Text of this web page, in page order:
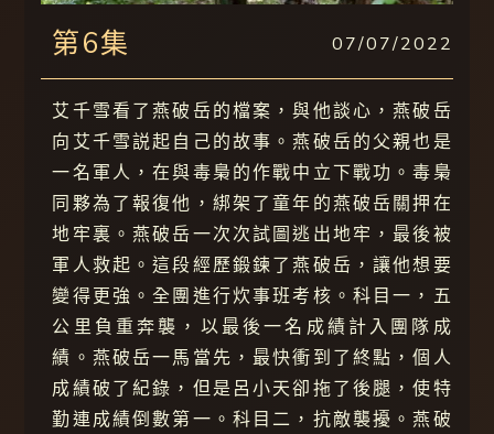
第6集 07/07/2022
艾千雪看了燕破岳的檔案，與他談心，燕破岳
向艾千雪説起自己的故事。燕破岳的父親也是
一名軍人，在與毒梟的作戰中立下戰功。毒梟
同夥為了報復他，綁架了童年的燕破岳關押在
地牢裏。燕破岳一次次試圖逃出地牢，最後被
軍人救起。這段經歷鍛鍊了燕破岳，讓他想要
變得更強。全團進行炊事班考核。科目一，五
公里負重奔襲，以最後一名成績計入團隊成
績。燕破岳一馬當先，最快衝到了終點，個人
成績破了紀錄，但是呂小天卻拖了後腿，使特
勤連成績倒數第一。科目二，抗敵襲擾。燕破